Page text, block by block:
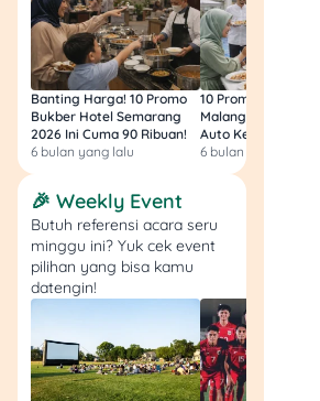
Kalau deposito masih
terasa “berat”, kamu bisa
pertimbangkan tabungan
dengan bunga tinggi. Saat
ini, beberapa produk
tabungan digital punya
bunga yang lebih menarik
dibanding tabungan
konvensional.
Berikut contoh tabungan
dengan bunga kompetitif di
Jenius BTPN Flexi
Banting Harga! 10 Promo
Bukber Hotel Semarang
2026 Ini Cuma 90 Ribuan!
6 bulan yang lalu
10 Promo Bukber
Malang 2026: Start
Auto Kenyang!
6 bulan yang lalu
🎉 Weekly Event
Butuh referensi acara seru
minggu ini? Yuk cek event
pilihan yang bisa kamu
datengin!